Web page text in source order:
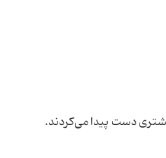
دست پیدا می‌كردند.